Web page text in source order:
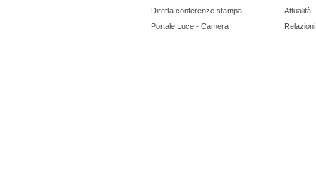
Diretta conferenze stampa
Portale Luce - Camera
Attualità